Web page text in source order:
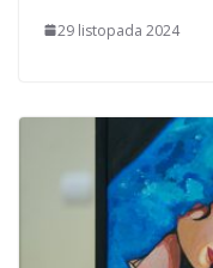
29 listopada 2024